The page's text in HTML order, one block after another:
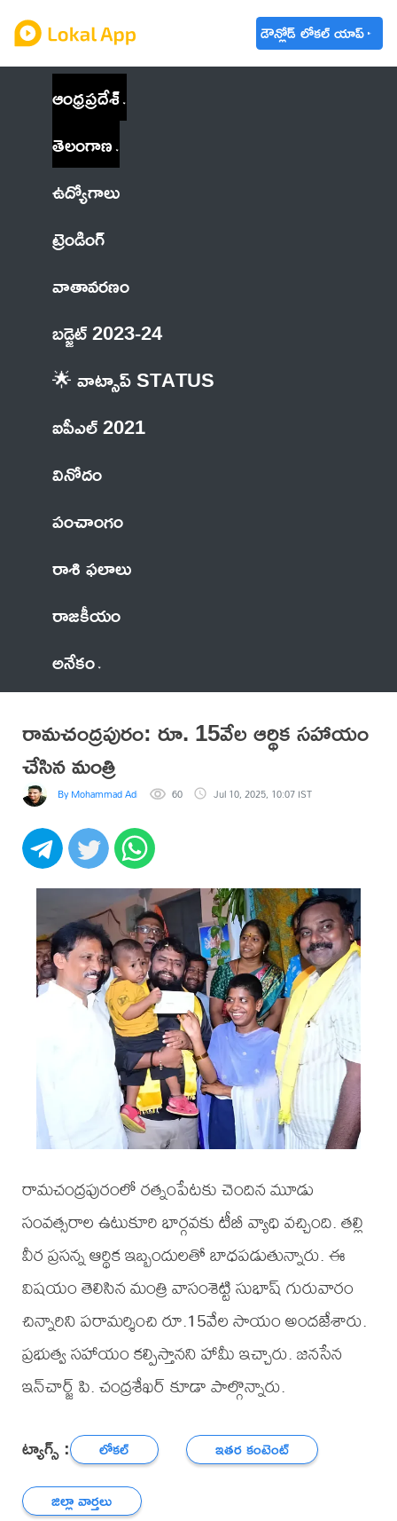
డౌన్లోడ్ లోకల్ యాప్
ఆంధ్రప్రదేశ్
తెలంగాణ
ఉద్యోగాలు
ట్రెండింగ్
వాతావరణం
బడ్జెట్ 2023-24
🌟 వాట్సాప్ STATUS
ఐపీఎల్ 2021
వినోదం
పంచాంగం
రాశి ఫలాలు
రాజకీయం
అనేకం
రామచంద్రపురం: రూ. 15వేల ఆర్థిక సహాయం
చేసిన మంత్రి
By Mohammad Adil Anwar 60 Jul 10, 2025, 10:07 IST
రామచంద్రపురంలో రత్నంపేటకు చెందిన మూడు
సంవత్సరాల ఉటుకూరి భార్గవకు టీబీ వ్యాధి వచ్చింది. తల్లి
వీర ప్రసన్న ఆర్థిక ఇబ్బందులతో బాధపడుతున్నారు. ఈ
విషయం తెలిసిన మంత్రి వాసంశెట్టి సుభాష్ గురువారం
చిన్నారిని పరామర్శించి రూ.15వేల సాయం అందజేశారు.
ప్రభుత్వ సహాయం కల్పిస్తానని హామీ ఇచ్చారు. జనసేన
ఇన్‌చార్జ్ పి. చంద్రశేఖర్ కూడా పాల్గొన్నారు.
ట్యాగ్స్ : లోకల్
ఇతర కంటెంట్
జిల్లా వార్తలు